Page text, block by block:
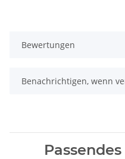
Bewertungen
Benachrichtigen, wenn